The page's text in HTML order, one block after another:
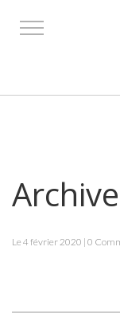
Le 4 février 2020 | 0